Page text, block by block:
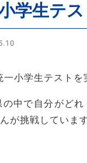
学生テ
小学生テストを
中で自分がど
が挑戦しています